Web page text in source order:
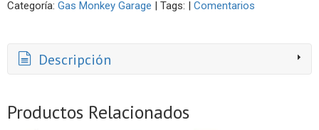
Categoría: Gas Monkey Garage | Tags: | Comentarios
Descripción
Productos Relacionados